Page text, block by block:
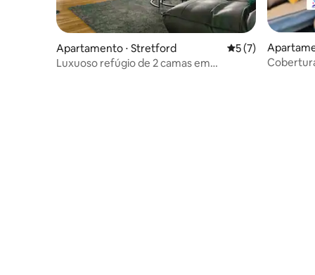
Apartamento ⋅ Stretford 5 de uma
5 (7)
Luxuoso refúgio de 2 camas em
hester